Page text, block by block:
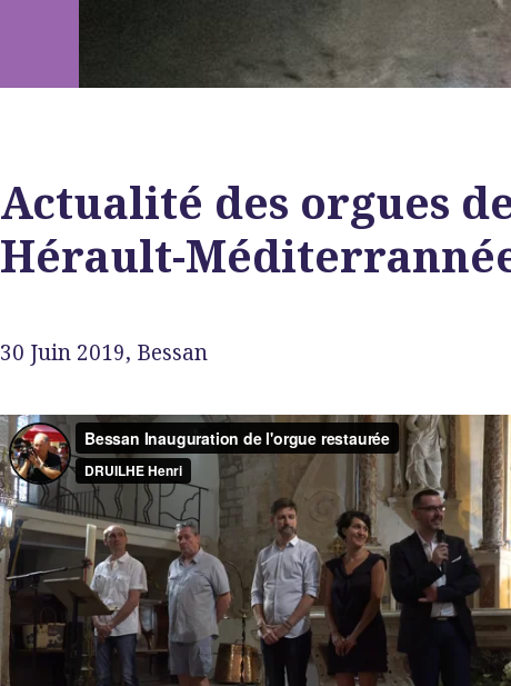
Actualité des orgues
Hérault-
30 Juin 2019, Bessan